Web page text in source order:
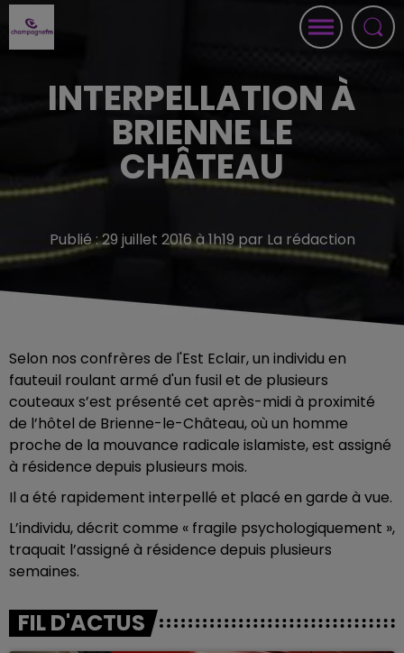
INTERPELLATION À
BRIENNE LE
CHÂTEAU
Publié : 29 juillet 2016 à 1h19 par La rédaction
Selon nos confrères de l'Est Eclair, un individu en
fauteuil roulant armé d'un fusil et de plusieurs
couteaux s’est présenté cet après-midi à proximité
de l’hôtel de Brienne-le-Château, où un homme
proche de la mouvance radicale islamiste, est assigné
à résidence depuis plusieurs mois.
Il a été rapidement interpellé et placé en garde à vue.
L’individu, décrit comme « fragile psychologiquement »,
traquait l’assigné à résidence depuis plusieurs
semaines.
FIL D'ACTUS